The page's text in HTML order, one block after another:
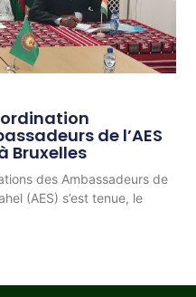
de l’AES
Bruxelles
des Ambassadeurs de
(AES) s’est tenue, le